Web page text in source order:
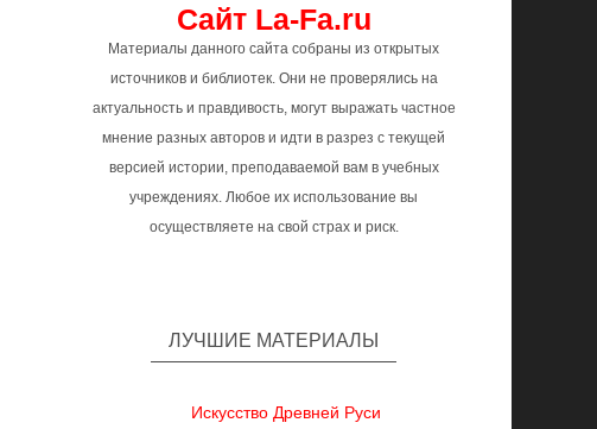
Сайт La-Fa.ru
Материалы данного сайта собраны из открытых
источников и библиотек. Они не проверялись на
актуальность и правдивость, могут выражать частное
мнение разных авторов и идти в разрез с текущей
версией истории, преподаваемой вам в учебных
учреждениях. Любое их использование вы
осуществляете на свой страх и риск.
ЛУЧШИЕ МАТЕРИАЛЫ
Искусство Древней Руси